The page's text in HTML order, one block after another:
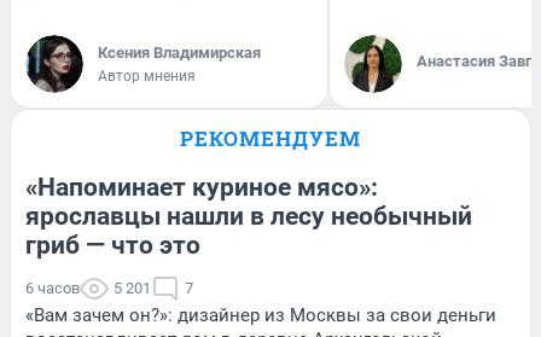
Ксения Владимирская
Автор мнения
Анастасия
РЕКОМЕНДУЕМ
«Напоминает куриное мясо»:
ярославцы нашли в лесу необычный
гриб — что это
6 часов 5 201 7
«Вам зачем он?»: дизайнер из Москвы за свои деньги